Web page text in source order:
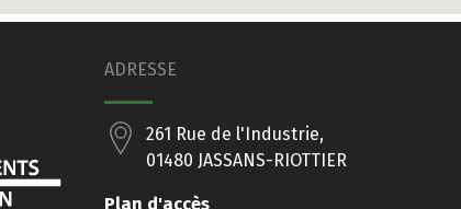
ADRESSE
261 Rue de l'Industrie,
01480 JASSANS-RIOTTIER
Plan d'accès